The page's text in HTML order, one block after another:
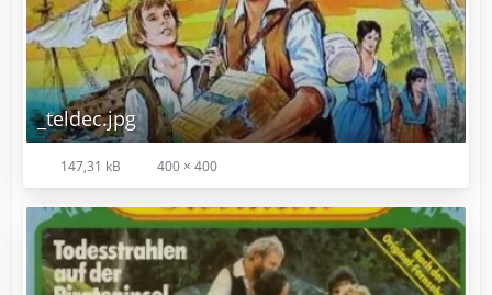
_teldec.jpg
147,31 kB 400 × 400